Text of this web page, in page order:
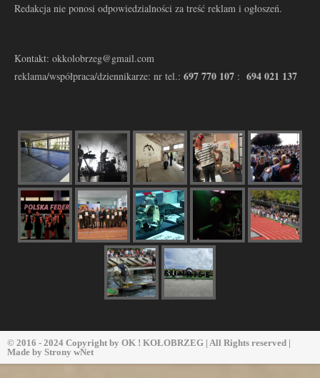
Redakcja nie ponosi odpowiedzialności za treść reklam i ogłoszeń.
Kontakt: okkolobrzeg@gmail.com
reklama/współpraca/dziennikarze: nr tel.: 697 770 107 : 694 021 137
© 2016 - 2024 Copyright by OK ! KOŁOBRZEG | All Rights reserved |
Made by Strony wNet